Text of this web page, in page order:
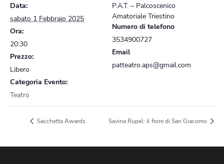
Data:
sabato 1 Febbraio 2025
Ora:
20:30
Prezzo:
Libero
Categoria Evento:
Teatro
P.A.T. – Palcoscenico
Amatoriale Triestino
Numero di telefono
3534900727
Email
patteatro.aps@gmail.com
Sacchetta Awards Savina Rupel: il fiore di San Giacomo